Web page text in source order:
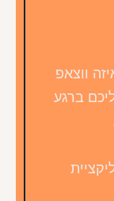
ווצאפ
ברגע